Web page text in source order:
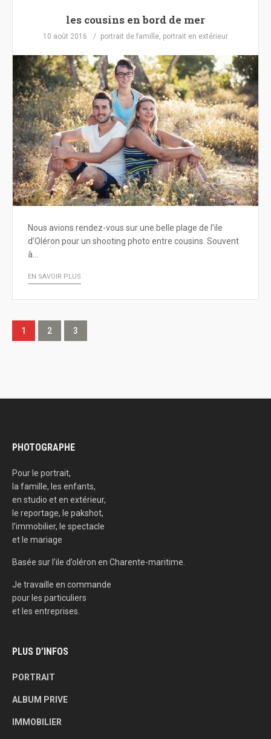
les cousins en bord de mer
10 août 2016 portrait de famille, portrait en extérieur
Nous avions rendez-vous sur une belle plage de l’ile
d’Oléron pour un shooting photo entre cousins. Souvent
à…
EN SAVOIR PLUS
1 2 3
PHOTOGRAPHE
Pour le portrait,
la famille, les enfants,
en studio et en extérieur,
le reportage, le pakshot,
l’immobilier, le spectacle
et le mariage
Basée sur l’ile d’oléron en Charente-maritime.
Je travaille en commande
pour les particuliers
et les entreprises.
PLUS D’INFOS
PORTRAIT
ALBUM PRIVE
IMMOBILIER